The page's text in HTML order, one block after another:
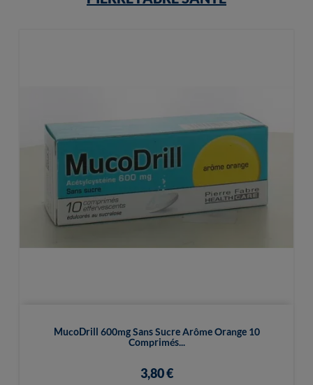
MucoDrill 600mg Sans Sucre Arôme Orange 10
Comprimés...
3,80 €